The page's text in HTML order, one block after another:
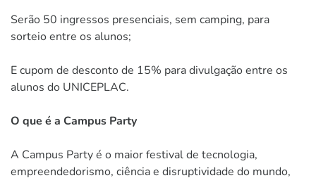
Serão 50 ingressos presenciais, sem camping, para
sorteio entre os alunos;
E cupom de desconto de 15% para divulgação entre os
alunos do UNICEPLAC.
O que é a Campus Party
A Campus Party é o maior festival de tecnologia,
empreendedorismo, ciência e disruptividade do mundo,